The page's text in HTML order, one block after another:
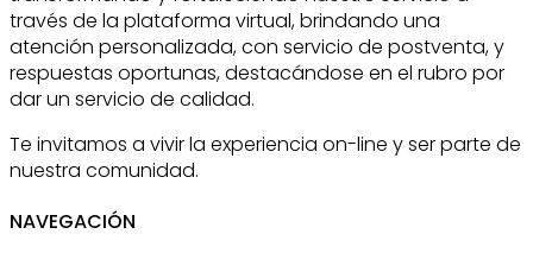
través de la plataforma virtual, brindando una
atención personalizada, con servicio de postventa, y
respuestas oportunas, destacándose en el rubro por
dar un servicio de calidad.
Te invitamos a vivir la experiencia on-line y ser parte de
nuestra comunidad.
NAVEGACIÓN